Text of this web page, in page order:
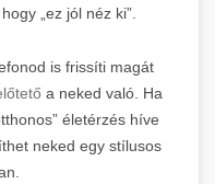
„ez jól néz ki”.
is frissíti magát
a neked való. Ha
életérzés híve
neked egy stílusos